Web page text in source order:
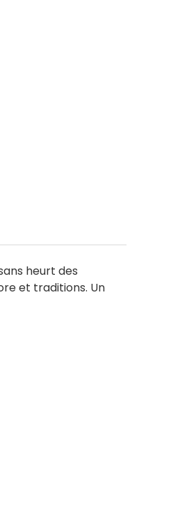
heurt des
et traditions. Un